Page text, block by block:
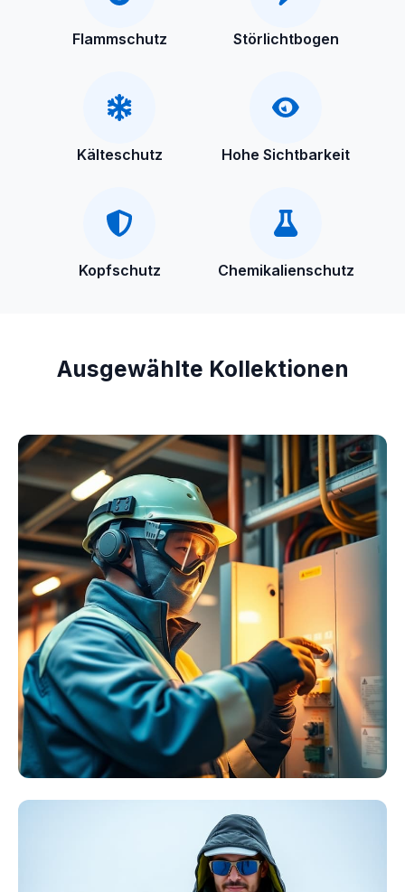
Flammschutz Störlichtbogen
Kälteschutz Hohe Sichtbarkeit
Kopfschutz Chemikalienschutz
Ausgewählte Kollektionen
Störlichtbogen
Komplett-Sets